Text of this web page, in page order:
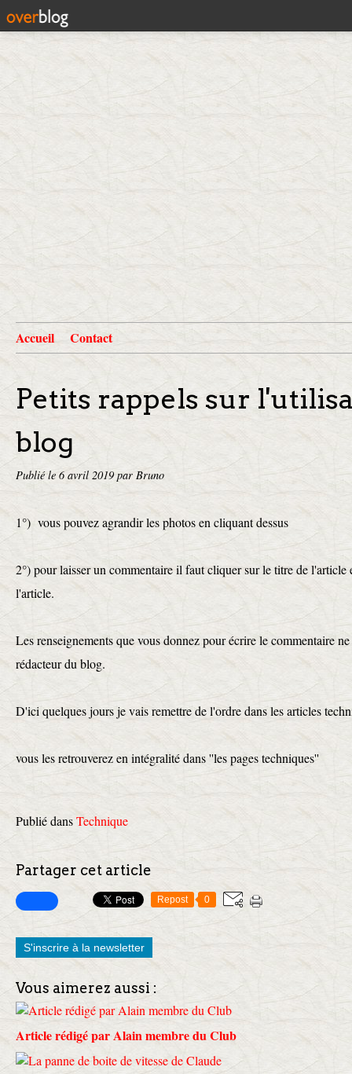
Accueil Contact
Petits rappels sur
blog
Publié le 6 avril 2019 par Bruno
1°) vous pouvez agrandir les photos en cliquant dessus
2°) pour laisser un commentaire il faut cliquer sur le titre de
l'article.
Les renseignements que vous donnez pour écrire le commentaire
rédacteur du blog.
D'ici quelques jours je vais remettre de l'ordre dans les articles
vous les retrouverez en intégralité dans ''les pages techniques''
Publié dansTechnique
Partager cet article
Repost 0
S'inscrire à la newsletter
Vous aimerez aussi :
Article rédigé par Alain membre du Club